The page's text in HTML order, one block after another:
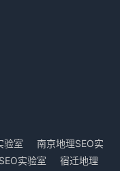
验室
南京地理SEO实
实验室
宿迁地理